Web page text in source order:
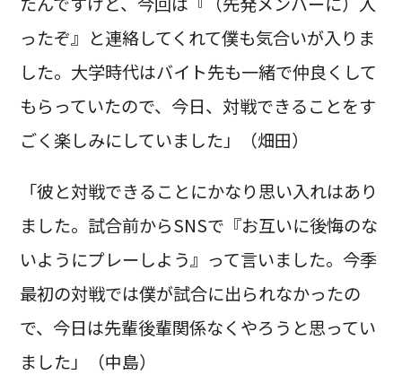
ったぞ』と連絡してくれて僕も気合いが入りま
した。大学時代はバイト先も一緒で仲良くして
もらっていたので、今日、対戦できることをす
ごく楽しみにしていました」（畑田）
「彼と対戦できることにかなり思い入れはあり
ました。試合前からSNSで『お互いに後悔のな
いようにプレーしよう』って言いました。今季
最初の対戦では僕が試合に出られなかったの
で、今日は先輩後輩関係なくやろうと思ってい
ました」（中島）